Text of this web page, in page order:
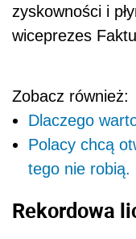
zyskowności i
wiceprezes
Zobacz również:
Dlaczego
Polacy chcą
tego nie robią.
Rekordowa